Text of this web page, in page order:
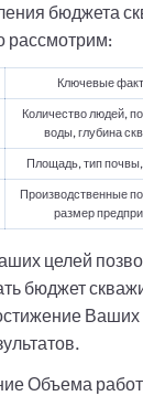
бюджета
рассмотрим:
Ключевые
Количество людей,
воды, глубина
Площадь, тип
Производственные
размер
целей
бюджет
Ваших
Объема работ